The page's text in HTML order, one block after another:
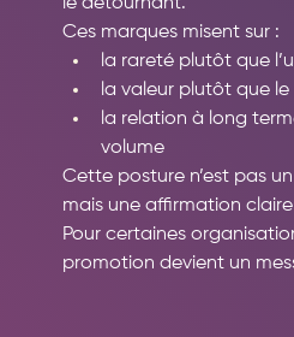
Ces marques misent sur :
la rareté plutôt que
la valeur plutôt que le
la relation à long
volume
Cette posture n’est pas
mais une affirmation
Pour certaines
promotion devient un